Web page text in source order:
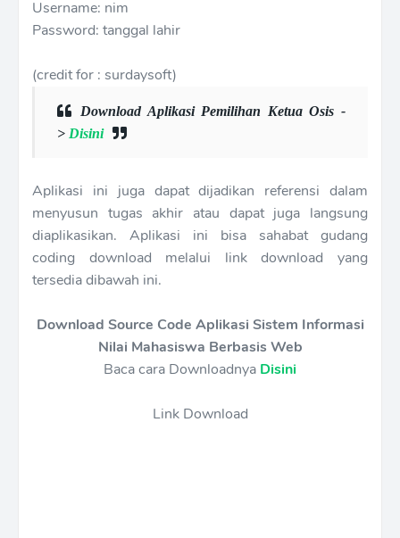
Username: nim
Password: tanggal lahir
(credit for : surdaysoft)
Download Aplikasi Pemilihan Ketua Osis -
> Disini
Aplikasi ini juga dapat dijadikan referensi dalam
menyusun tugas akhir atau dapat juga langsung
diaplikasikan. Aplikasi ini bisa sahabat gudang
coding download melalui link download yang
tersedia dibawah ini.
Download Source Code Aplikasi Sistem Informasi
Nilai Mahasiswa Berbasis Web
Baca cara Downloadnya Disini
Link Download